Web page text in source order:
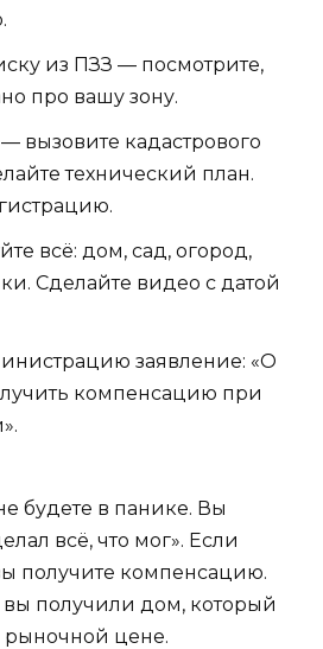
из ПЗЗ — посмотрите,
про вашу зону.
вызовите кадастрового
технический план.
всё: дом, сад, огород,
Сделайте видео с датой
заявление: «О
компенсацию при
будете в панике. Вы
всё, что мог». Если
получите компенсацию.
вы получили дом, который
цене.